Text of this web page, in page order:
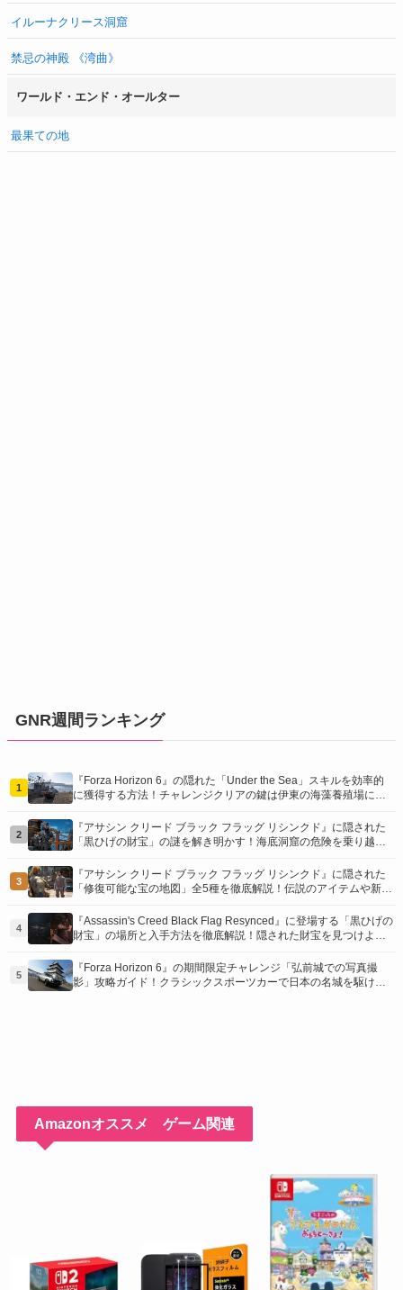
イルーナクリース洞窟
禁忌の神殿 《湾曲》
ワールド・エンド・オールター
最果ての地
GNR週間ランキング
1
『Forza Horizon 6』の隠れた「Under the Sea」スキルを効率的
に獲得する方法！チャレンジクリアの鍵は伊東の海藻養殖場にあ
2
『アサシン クリード ブラック フラッグ リシンクド』に隠された
「黒ひげの財宝」の謎を解き明かす！海底洞窟の危険を乗り越
3
『アサシン クリード ブラック フラッグ リシンクド』に隠された
「修復可能な宝の地図」全5種を徹底解説！伝説のアイテムや新衣
介！
4
『Assassin's Creed Black Flag Resynced』に登場する「黒ひげの
財宝」の場所と入手方法を徹底解説！隠された財宝を見つけよ
5
『Forza Horizon 6』の期間限定チャレンジ「弘前城での写真撮
影」攻略ガイド！クラシックスポーツカーで日本の名城を駆け巡
Amazonオススメ ゲーム関連